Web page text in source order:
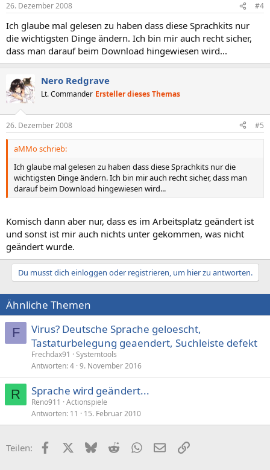
26. Dezember 2008 #4
Ich glaube mal gelesen zu haben dass diese Sprachkits nur
die wichtigsten Dinge ändern. Ich bin mir auch recht sicher,
dass man darauf beim Download hingewiesen wird...
Nero Redgrave
Lt. Commander Ersteller dieses Themas
26. Dezember 2008 #5
aMMo schrieb:
Ich glaube mal gelesen zu haben dass diese Sprachkits nur die
wichtigsten Dinge ändern. Ich bin mir auch recht sicher, dass man
darauf beim Download hingewiesen wird...
Komisch dann aber nur, dass es im Arbeitsplatz geändert ist
und sonst ist mir auch nichts unter gekommen, was nicht
geändert wurde.
Du musst dich einloggen oder registrieren, um hier zu antworten.
Ähnliche Themen
F
Virus? Deutsche Sprache geloescht,
Tastaturbelegung geaendert, Suchleiste defekt
Frechdax91
Systemtools
Antworten 4 9. November 2016
R Sprache wird geändert...
Reno911
Actionspiele
Antworten 11 15. Februar 2010
Teilen: FacebookX (Twitter)
BlueskyRedditWhatsApp
E-MailLink